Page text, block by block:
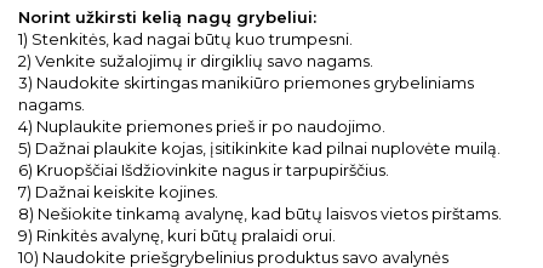
Norint užkirsti kelią nagų grybeliui:
1) Stenkitės, kad nagai būtų kuo trumpesni.
2) Venkite sužalojimų ir dirgiklių savo nagams.
3) Naudokite skirtingas manikiūro priemones grybeliniams
nagams.
4) Nuplaukite priemones prieš ir po naudojimo.
5) Dažnai plaukite kojas, įsitikinkite kad pilnai nuplovėte muilą.
6) Kruopščiai Išdžiovinkite nagus ir tarpupirščius.
7) Dažnai keiskite kojines.
8) Nešiokite tinkamą avalynę, kad būtų laisvos vietos pirštams.
9) Rinkitės avalynę, kuri būtų pralaidi orui.
10) Naudokite priešgrybelinius produktus savo avalynės